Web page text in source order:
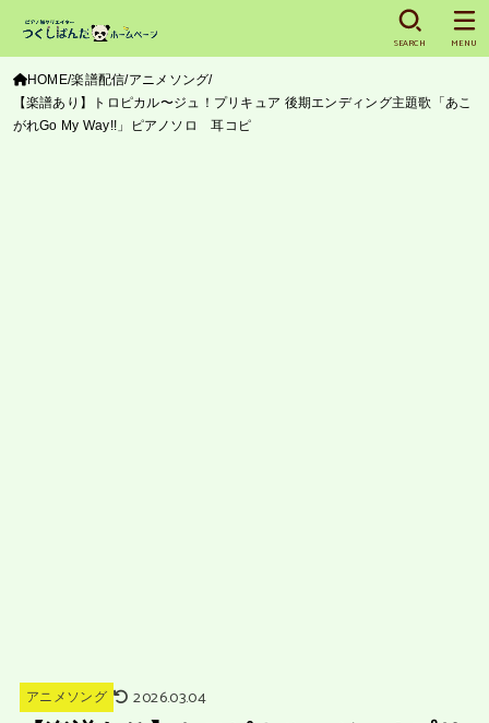
SEARCH MENU
HOME 楽譜配信 アニメソング
【楽譜あり】トロピカル〜ジュ！プリキュア 後期エンディング主題歌「あこ
がれGo My Way!!」ピアノソロ 耳コピ
アニメソング 2026.03.04